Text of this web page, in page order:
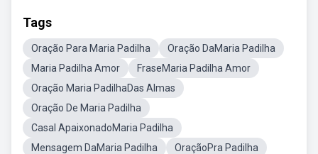
Tags
Oração Para Maria Padilha
Oração DaMaria Padilha
Maria Padilha Amor
FraseMaria Padilha Amor
Oração Maria PadilhaDas Almas
Oração De Maria Padilha
Casal ApaixonadoMaria Padilha
Mensagem DaMaria Padilha
OraçãoPra Padilha